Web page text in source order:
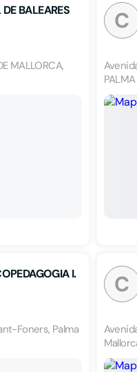
BALEARES
MALLORCA,
C
I.
Foners, Palma
C